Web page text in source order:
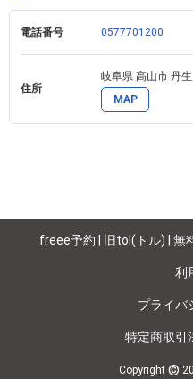
電話番号 0577701200
住所
岐阜県 高山市 丹
MAP
freee予約 | 旧tol(トル) | 無
利
プライバ
特定商取引
Copyright ©